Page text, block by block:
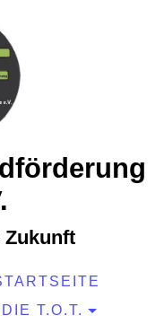
Zukunft
DIE T.O.T.